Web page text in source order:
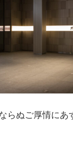
らぬご厚情にあ